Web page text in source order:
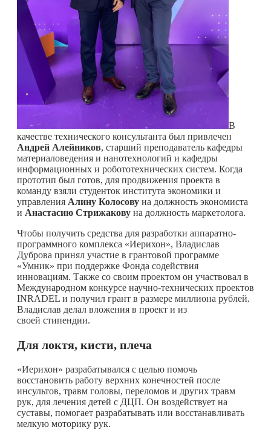
В
качестве технического консультанта был привлечен
Андрей Алейников, старший преподаватель кафедры
материаловедения и нанотехнологий и кафедры
информационных и робототехнических систем. Когда
прототип был готов, для продвижения проекта в
команду взяли студенток института экономики и
управления Алину Колосову на должность экономиста
и Анастасию Стрижакову на должность маркетолога.
Чтобы получить средства для разработки аппаратно-
программного комплекса «Иерихон», Владислав
Дуброва принял участие в грантовой программе
«Умник» при поддержке Фонда содействия
инновациям. Также со своим проектом он участвовал в
Международном конкурсе научно-технических проектов
INRADEL и получил грант в размере миллиона рублей.
Владислав делал вложения в проект и из
своей стипендии.
Для локтя, кисти, плеча
«Иерихон» разрабатывался с целью помочь
восстановить работу верхних конечностей после
инсультов, травм головы, переломов и других травм
рук, для лечения детей с ДЦП. Он воздействует на
суставы, помогает разрабатывать или восстанавливать
мелкую моторику рук.